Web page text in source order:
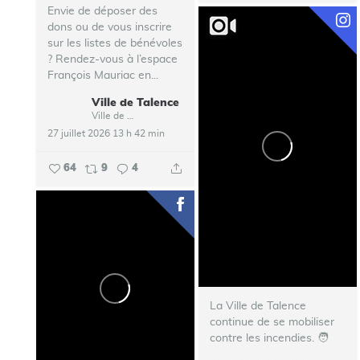
Envie de déposer des
dons ou de vous inscrire
sur les listes de bénévoles
? Rendez-vous à l’espace
François Mauriac en...
Ville de Talence
27 juillet 2026 13 h 42 min
64 9 4
La Ville de Talence
continue de se mobiliser
contre les incendies. ‍🧑‍